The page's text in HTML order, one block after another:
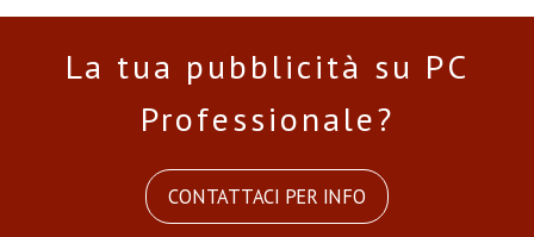
La tua pubblicità su PC
Professionale?
CONTATTACI PER INFO